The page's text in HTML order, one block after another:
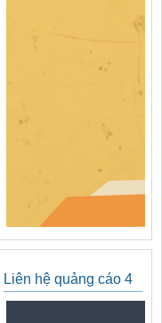
Liên hệ quảng cáo 4